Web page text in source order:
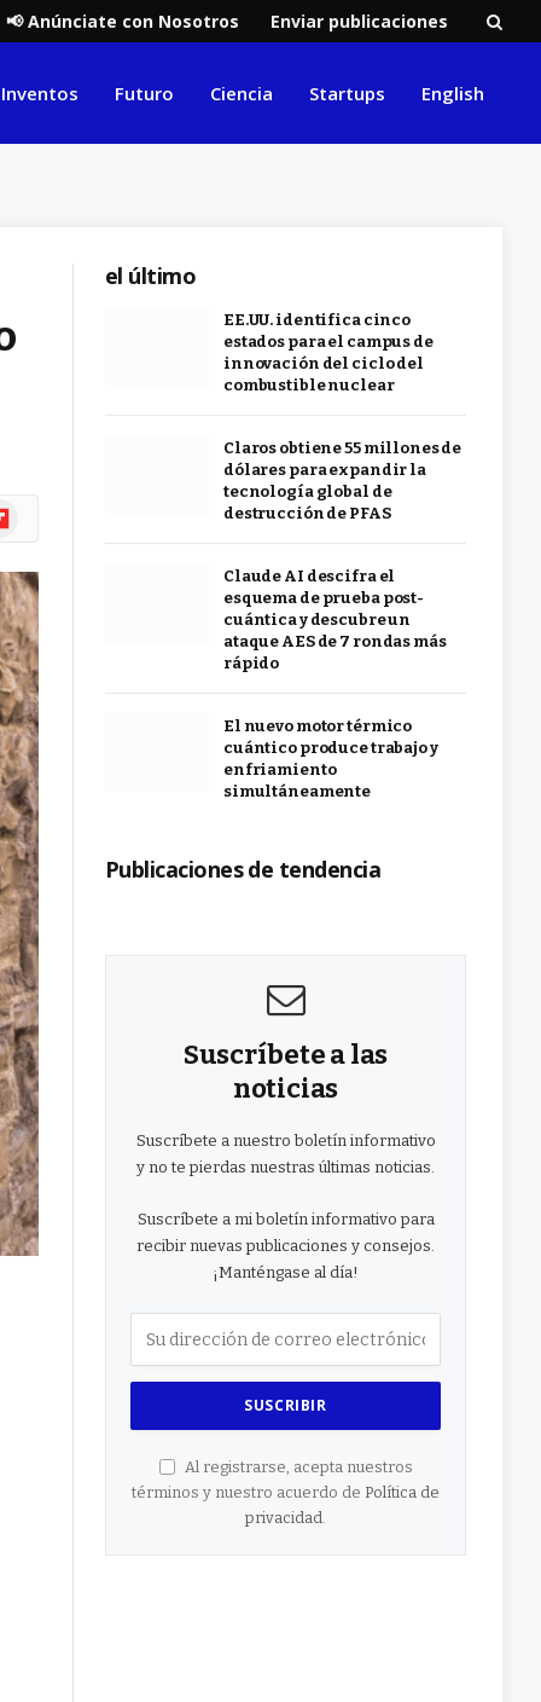
📢 Anúnciate con Nosotros Enviar publicaciones
Inventos Futuro Ciencia Startups English
el último
EE.UU. identifica cinco
estados para el campus de
innovación del ciclo del
combustible nuclear
Claros obtiene 55 millones de
dólares para expandir la
tecnología global de
destrucción de PFAS
Claude AI descifra el
esquema de prueba post-
cuántica y descubre un
ataque AES de 7 rondas más
rápido
El nuevo motor térmico
cuántico produce trabajo y
enfriamiento
simultáneamente
Publicaciones de tendencia
Suscríbete a las
noticias
Suscríbete a nuestro boletín informativo
y no te pierdas nuestras últimas noticias.
Suscríbete a mi boletín informativo para
recibir nuevas publicaciones y consejos.
¡Manténgase al día!
Al registrarse, acepta nuestros
términos y nuestro acuerdo de Política de
privacidad.